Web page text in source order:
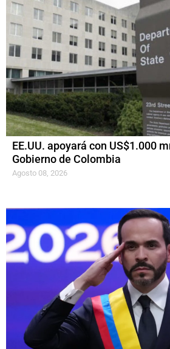
EE.UU. apoyará con US$1.000
Gobierno de Colombia
Agosto 08, 2026